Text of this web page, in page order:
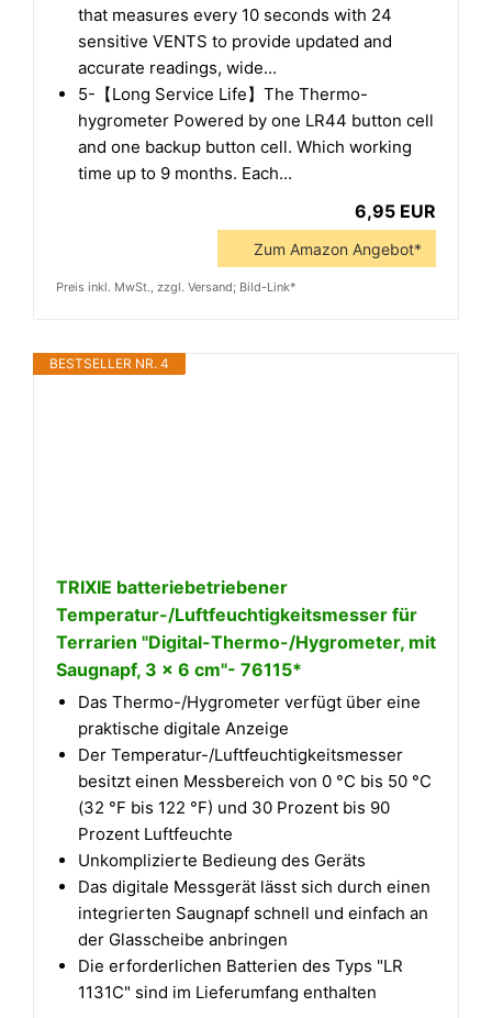
that measures every 10 seconds with 24
sensitive VENTS to provide updated and
accurate readings, wide...
5-【Long Service Life】The Thermo-
hygrometer Powered by one LR44 button cell
and one backup button cell. Which working
time up to 9 months. Each...
6,95 EUR
Zum Amazon Angebot*
Preis inkl. MwSt., zzgl. Versand; Bild-Link*
BESTSELLER NR. 4
TRIXIE batteriebetriebener
Temperatur-/Luftfeuchtigkeitsmesser für
Terrarien "Digital-Thermo-/Hygrometer, mit
Saugnapf, 3 × 6 cm"- 76115*
Das Thermo-/Hygrometer verfügt über eine
praktische digitale Anzeige
Der Temperatur-/Luftfeuchtigkeitsmesser
besitzt einen Messbereich von 0 °C bis 50 °C
(32 °F bis 122 °F) und 30 Prozent bis 90
Prozent Luftfeuchte
Unkomplizierte Bedieung des Geräts
Das digitale Messgerät lässt sich durch einen
integrierten Saugnapf schnell und einfach an
der Glasscheibe anbringen
Die erforderlichen Batterien des Typs "LR
1131C" sind im Lieferumfang enthalten